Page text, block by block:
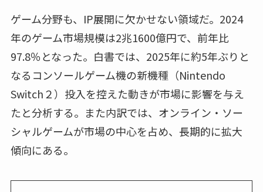
ゲーム分野も、IP展開に欠かせない領域だ。2024
年のゲーム市場規模は2兆1600億円で、前年比
97.8％となった。白書では、2025年に約5年ぶりと
なるコンソールゲーム機の新機種（Nintendo
Switch２）投入を控えた動きが市場に影響を与え
たと分析する。また内訳では、オンライン・ソー
シャルゲームが市場の中心を占め、長期的に拡大
傾向にある。